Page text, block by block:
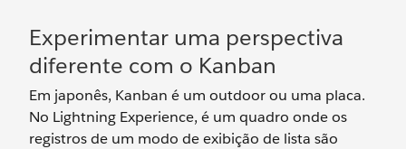
Experimentar uma perspectiva
diferente com o Kanban
Em japonês, Kanban é um outdoor ou uma placa.
No Lightning Experience, é um quadro onde os
registros de um modo de exibição de lista são